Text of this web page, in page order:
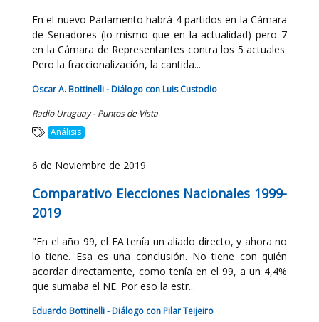
En el nuevo Parlamento habrá 4 partidos en la Cámara
de Senadores (lo mismo que en la actualidad) pero 7
en la Cámara de Representantes contra los 5 actuales.
Pero la fraccionalización, la cantida...
Oscar A. Bottinelli - Diálogo con Luis Custodio
Radio Uruguay - Puntos de Vista
Análisis
6 de Noviembre de 2019
Comparativo Elecciones Nacionales 1999-
2019
"En el año 99, el FA tenía un aliado directo, y ahora no
lo tiene. Esa es una conclusión. No tiene con quién
acordar directamente, como tenía en el 99, a un 4,4%
que sumaba el NE. Por eso la estr...
Eduardo Bottinelli - Diálogo con Pilar Teijeiro